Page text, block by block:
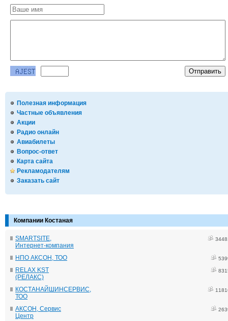
Полезная информация
Частные объявления
Акции
Радио онлайн
Авиабилеты
Вопрос-ответ
Карта сайта
Рекламодателям
Заказать сайт
Компании Костаная
SMARTSITE,
Интернет-компания
НПО АКСОН, ТОО
RELAX KST
(РЕЛАКС)
КОСТАНАЙШИНСЕРВИС,
ТОО
АКСОН, Сервис
Центр